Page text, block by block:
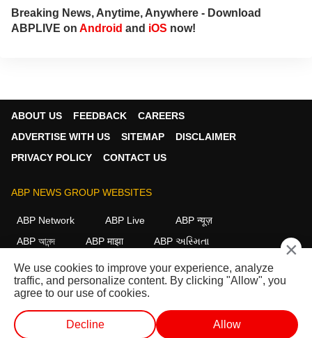
Breaking News, Anytime, Anywhere - Download
ABPLIVE on Android and iOS now!
ABOUT US FEEDBACK
CAREERS
ADVERTISE WITH US
SITEMAP
DISCLAIMER
PRIVACY POLICY
CONTACT US
ABP NEWS GROUP WEBSITES
ABP Network ABP Live
ABP न्यूज़
ABP আনন্দ
ABP माझा
ABP અસ્મિતા
ABP Ganga
ABP ਸਾਂਝਾ ABP நாடு ABP దేశం
FOLLOW US
×
We use cookies to improve your experience, analyze
traffic, and personalize content. By clicking "Allow", you
agree to our use of cookies.
Decline Allow